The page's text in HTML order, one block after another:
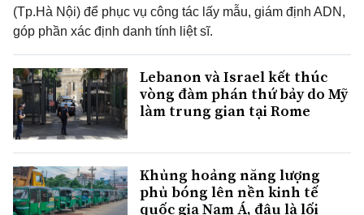
(Tp.Hà Nội) để phục vụ công tác lấy mẫu, giám định ADN,
góp phần xác định danh tính liệt sĩ.
Lebanon và Israel kết thúc
vòng đàm phán thứ bảy do Mỹ
làm trung gian tại Rome
Khủng hoảng năng lượng
phủ bóng lên nền kinh tế
quốc gia Nam Á, đâu là lối